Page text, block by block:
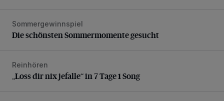
Die schönsten Sommermomente gesucht
Sommergewinnspiel
Die schönsten Sommermomente gesucht
„Loss dir nix jefalle“ in 7 Tage 1 Song
Reinhören
„Loss dir nix jefalle“ in 7 Tage 1 Song